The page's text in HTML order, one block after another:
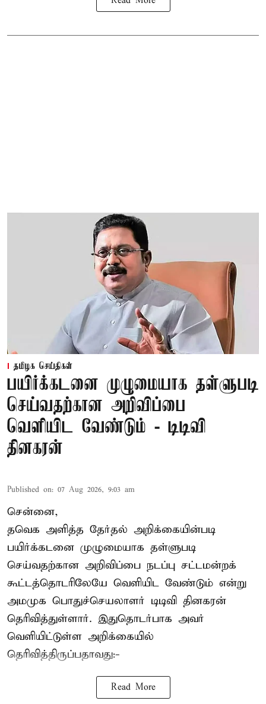
தமிழக செய்திகள்
பயிர்க்கடனை முழுமையாக தள்ளுபடி
செய்வதற்கான அறிவிப்பை
வெளியிட வேண்டும் - டிடிவி
தினகரன்
Published on: 07 Aug 2026, 9:03 am
சென்னை,
தவெக அளித்த தேர்தல் அறிக்கையின்படி
பயிர்க்கடனை முழுமையாக தள்ளுபடி
செய்வதற்கான அறிவிப்பை நடப்பு சட்டமன்றக்
கூட்டத்தொடரிலேயே வெளியிட வேண்டும் என்று
அமமுக பொதுச்செயலாளர் டிடிவி தினகரன்
தெரிவித்துள்ளார். இதுதொடர்பாக அவர்
வெளியிட்டுள்ள அறிக்கையில்
தெரிவித்திருப்பதாவது:-
Read More